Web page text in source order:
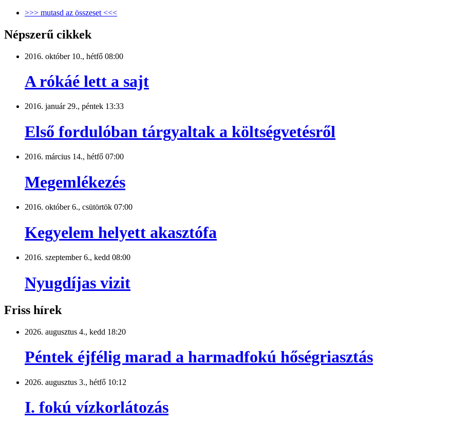
>>> mutasd az összeset <<<
Népszerű cikkek
2016. október 10., hétfő 08:00
A rókáé lett a sajt
2016. január 29., péntek 13:33
Első fordulóban tárgyaltak a költségvetésről
2016. március 14., hétfő 07:00
Megemlékezés
2016. október 6., csütörtök 07:00
Kegyelem helyett akasztófa
2016. szeptember 6., kedd 08:00
Nyugdíjas vizit
Friss hírek
2026. augusztus 4., kedd 18:20
Péntek éjfélig marad a harmadfokú hőségriasztás
2026. augusztus 3., hétfő 10:12
I. fokú vízkorlátozás